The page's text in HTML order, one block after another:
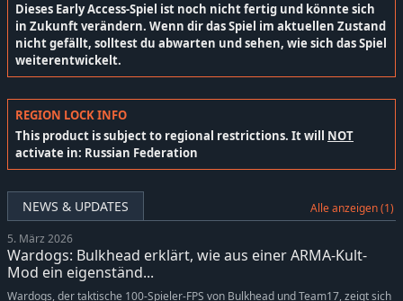
Dieses Early Access-Spiel ist noch nicht fertig und könnte sich
in Zukunft verändern. Wenn dir das Spiel im aktuellen Zustand
nicht gefällt, solltest du abwarten und sehen, wie sich das Spiel
weiterentwickelt.
REGION LOCK INFO
This product is subject to regional restrictions. It will NOT
activate in: Russian Federation
NEWS & UPDATES Alle anzeigen (1)
5. März 2026
Wardogs: Bulkhead erklärt, wie aus einer ARMA-Kult-
Mod ein eigenständ...
Wardogs, der taktische 100-Spieler-FPS von Bulkhead und Team17, zeigt sich